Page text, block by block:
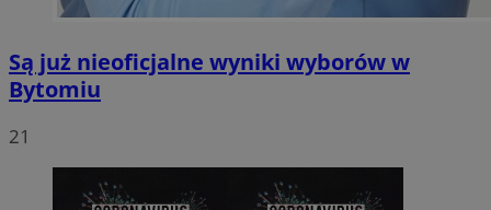
Są już nieoficjalne wyniki wyborów w
Bytomiu
21